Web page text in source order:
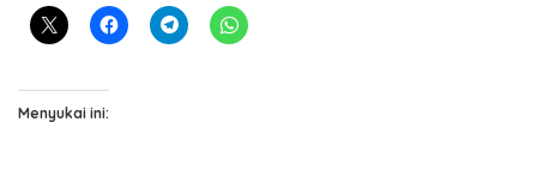
Menyukai ini: